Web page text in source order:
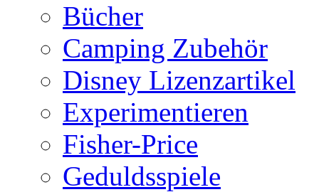
Bücher
Camping Zubehör
Disney Lizenzartikel
Experimentieren
Fisher-Price
Geduldsspiele